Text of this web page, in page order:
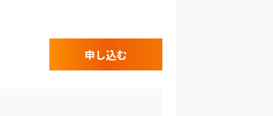
申し込む